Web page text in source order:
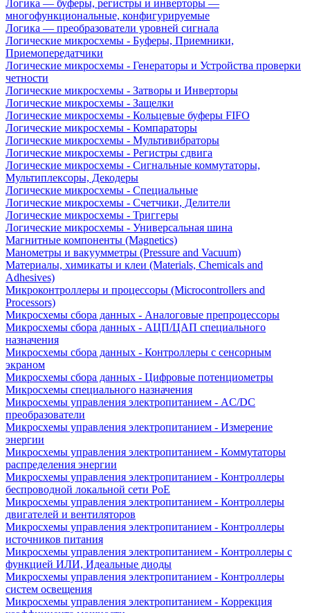
Логика — буферы, регистры и инверторы —
многофункциональные, конфигурируемые
Логика — преобразователи уровней сигнала
Логические микросхемы - Буферы, Приемники,
Приемопередатчики
Логические микросхемы - Генераторы и Устройства проверки
четности
Логические микросхемы - Затворы и Инверторы
Логические микросхемы - Защелки
Логические микросхемы - Кольцевые буферы FIFO
Логические микросхемы - Компараторы
Логические микросхемы - Мультивибраторы
Логические микросхемы - Регистры сдвига
Логические микросхемы - Сигнальные коммутаторы,
Мультиплексоры, Декодеры
Логические микросхемы - Специальные
Логические микросхемы - Счетчики, Делители
Логические микросхемы - Триггеры
Логические микросхемы - Универсальная шина
Магнитные компоненты (Magnetics)
Манометры и вакуумметры (Pressure and Vacuum)
Материалы, химикаты и клеи (Materials, Chemicals and
Adhesives)
Микроконтроллеры и процессоры (Microcontrollers and
Processors)
Микросхемы сбора данных - Аналоговые препроцессоры
Микросхемы сбора данных - АЦП/ЦАП специального
назначения
Микросхемы сбора данных - Контроллеры с сенсорным
экраном
Микросхемы сбора данных - Цифровые потенциометры
Микросхемы специального назначения
Микросхемы управления электропитанием - AC/DC
преобразователи
Микросхемы управления электропитанием - Измерение
энергии
Микросхемы управления электропитанием - Коммутаторы
распределения энергии
Микросхемы управления электропитанием - Контроллеры
беспроводной локальной сети PoE
Микросхемы управления электропитанием - Контроллеры
двигателей и вентиляторов
Микросхемы управления электропитанием - Контроллеры
источников питания
Микросхемы управления электропитанием - Контроллеры с
функцией ИЛИ, Идеальные диоды
Микросхемы управления электропитанием - Контроллеры
систем освещения
Микросхемы управления электропитанием - Коррекция